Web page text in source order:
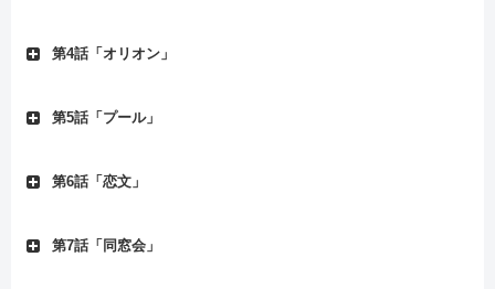
第4話「オリオン」
第5話「プール」
第6話「恋文」
第7話「同窓会」